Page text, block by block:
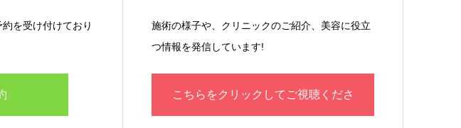
を受け付けており
施術の様子や、クリニックのご紹介、美容に役立
つ情報を発信しています!
こちらをクリックしてご視聴くださ